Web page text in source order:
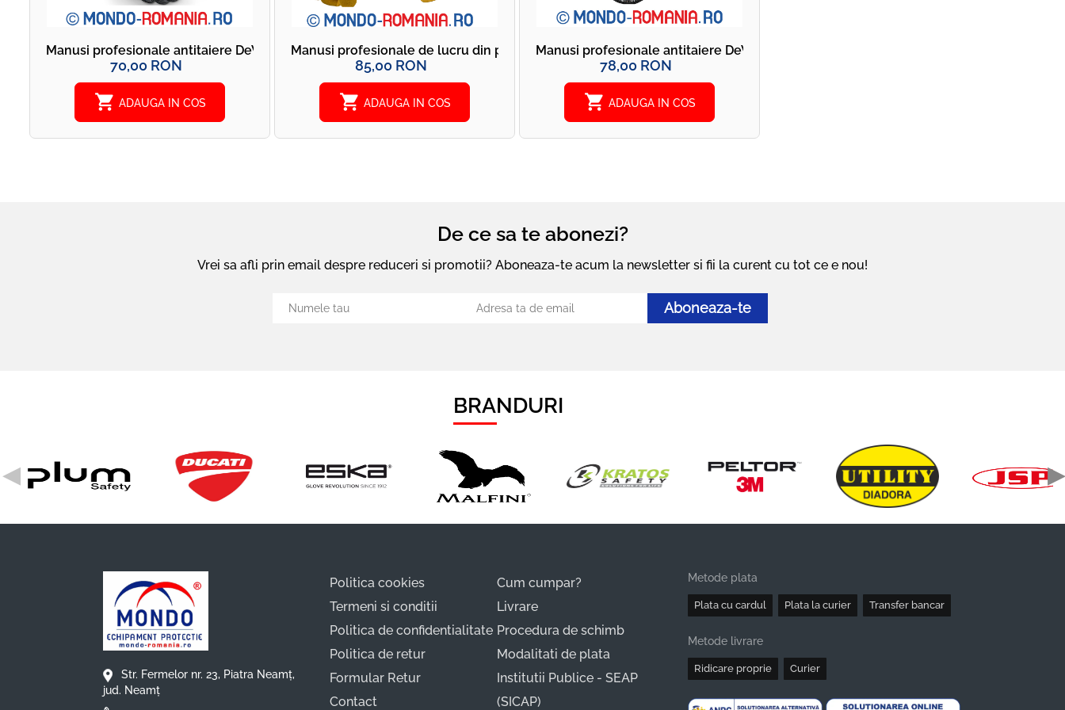
Manusi profesionale antitaiere DeWALT - DeWALT Touch Screen CUT C - DPG800L
70,00 RON
shopping_cart ADAUGA IN COS
Manusi profesionale de lucru din piele si Spandex - DeWALT HYBRID Performance - DPG216
85,00 RON
shopping_cart ADAUGA IN COS
Manusi profesionale antitaiere DeWALT - DeWALT Touch Screen CUT D - DPG860L
78,00 RON
shopping_cart ADAUGA IN COS
De ce sa te abonezi?
Vrei sa afli prin email despre reduceri si promotii? Aboneaza-te acum la newsletter si fii la curent cu tot ce e nou!
Aboneaza-te
BRANDURI
◀ ▶
Str. Fermelor nr. 23, Piatra Neamț,
jud. Neamț
Politica cookies
Termeni si conditii
Politica de confidentialitate
Politica de retur
Formular Retur
Contact
Cum cumpar?
Livrare
Procedura de schimb
Modalitati de plata
Institutii Publice - SEAP
(SICAP)
Metode plata
Plata cu cardul Plata la curier Transfer bancar
Metode livrare
Ridicare proprie Curier